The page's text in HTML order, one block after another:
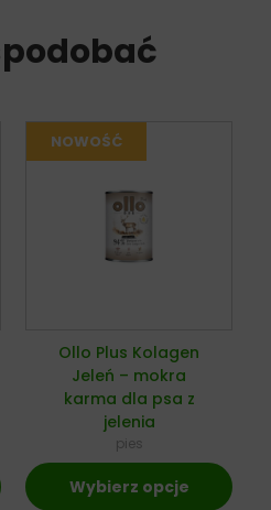
Ollo Plus Kolagen
Jeleń – mokra
karma dla psa z
jelenia
pies
Wybierz opcje